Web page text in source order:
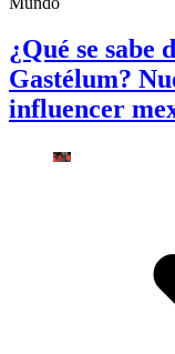
¿Qué se sabe
Gastélum?
influencer